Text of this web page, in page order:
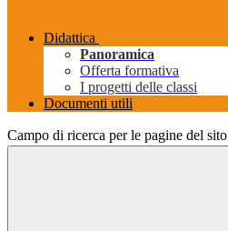
Didattica
Panoramica
Offerta formativa
I progetti delle classi
Documenti utili
Campo di ricerca per le pagine del sito